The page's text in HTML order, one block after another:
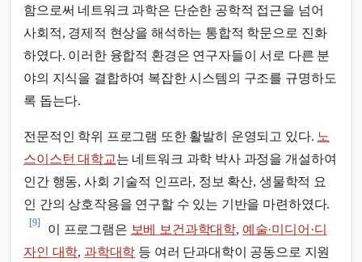
함으로써 네트워크 과학은 단순한 공학적 접근을 넘어
사회적, 경제적 현상을 해석하는 통합적 학문으로 진화
하였다. 이러한 융합적 환경은 연구자들이 서로 다른 분
야의 지식을 결합하여 복잡한 시스템의 구조를 규명하도
록 돕는다.
전문적인 학위 프로그램 또한 활발히 운영되고 있다. 노
스이스턴 대학교는 네트워크 과학 박사 과정을 개설하여
인간 행동, 사회 기술적 인프라, 정보 확산, 생물학적 요
인 간의 상호작용을 연구할 수 있는 기반을 마련하였다.
[9]
이 프로그램은 보베 보건과학대학, 예술·미디어·디
자인 대학, 과학대학 등 여러 단과대학이 공동으로 지원